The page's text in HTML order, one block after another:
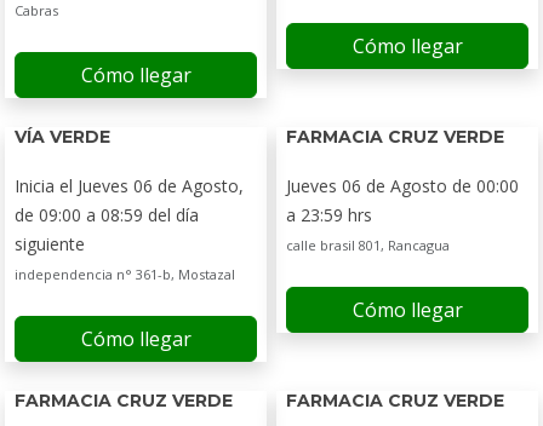
Cabras
Cómo llegar
Cómo llegar
VÍA VERDE
Inicia el Jueves 06 de Agosto,
de 09:00 a 08:59 del día
siguiente
independencia n° 361-b, Mostazal
Cómo llegar
FARMACIA CRUZ VERDE
Jueves 06 de Agosto de 00:00
a 23:59 hrs
calle brasil 801, Rancagua
Cómo llegar
FARMACIA CRUZ VERDE FARMACIA CRUZ VERDE